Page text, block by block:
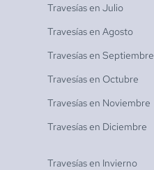
Travesías en Julio
Travesías en Agosto
Travesías en Septiembre
Travesías en Octubre
Travesías en Noviembre
Travesías en Diciembre
Travesías en Invierno